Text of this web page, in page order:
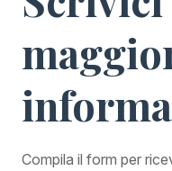
Compila il form per